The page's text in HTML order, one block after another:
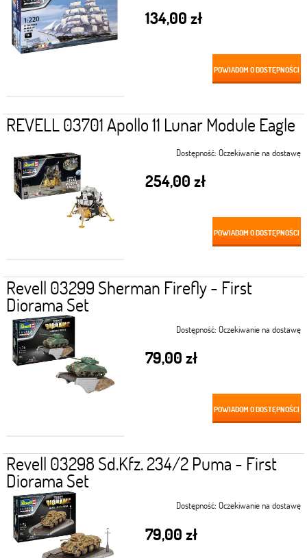
134,00 zł
POWIADOM O DOSTĘPNOŚCI
REVELL 03701 Apollo 11 Lunar Module Eagle
Dostępność: Oczekiwanie na dostawę
254,00 zł
POWIADOM O DOSTĘPNOŚCI
Revell 03299 Sherman Firefly - First
Diorama Set
Dostępność: Oczekiwanie na dostawę
79,00 zł
POWIADOM O DOSTĘPNOŚCI
Revell 03298 Sd.Kfz. 234/2 Puma - First
Diorama Set
Dostępność: Oczekiwanie na dostawę
79,00 zł